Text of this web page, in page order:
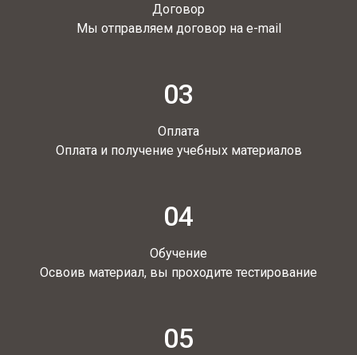
Договор
Мы отправляем договор на e-mail
03
Оплата
Оплата и получение учебных материалов
04
Обучение
Освоив материал, вы проходите тестирование
05